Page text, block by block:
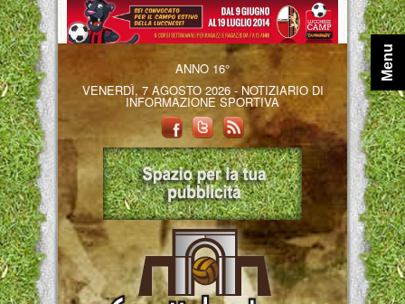
ANNO 16°
VENERDÌ, 7 AGOSTO 2026 - NOTIZIARIO DI
INFORMAZIONE SPORTIVA
Menu